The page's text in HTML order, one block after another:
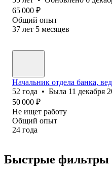
65 000 ₽
Общий опыт
37 лет 5 месяцев
Начальник отдела банка,
52 года • Была 11 декабря
50 000 ₽
Не ищет работу
Общий опыт
24 года
Быстрые фильтры